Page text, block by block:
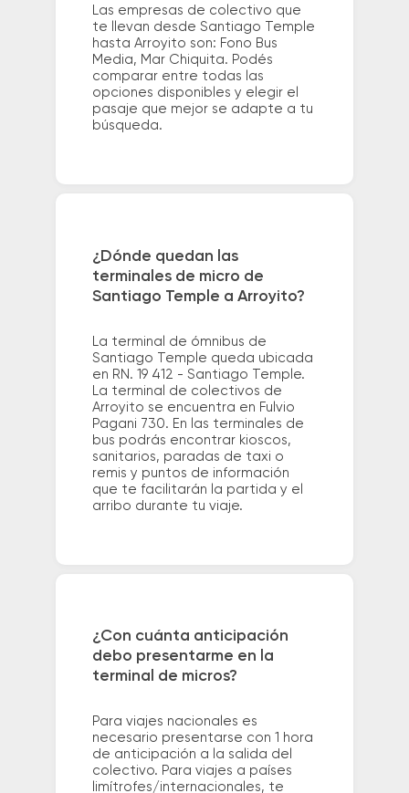
Las empresas de colectivo que
te llevan desde Santiago Temple
hasta Arroyito son: Fono Bus
Media, Mar Chiquita. Podés
comparar entre todas las
opciones disponibles y elegir el
pasaje que mejor se adapte a tu
búsqueda.
¿Dónde quedan las
terminales de micro de
Santiago Temple a Arroyito?
La terminal de ómnibus de
Santiago Temple queda ubicada
en RN. 19 412 - Santiago Temple.
La terminal de colectivos de
Arroyito se encuentra en Fulvio
Pagani 730. En las terminales de
bus podrás encontrar kioscos,
sanitarios, paradas de taxi o
remis y puntos de información
que te facilitarán la partida y el
arribo durante tu viaje.
¿Con cuánta anticipación
debo presentarme en la
terminal de micros?
Para viajes nacionales es
necesario presentarse con 1 hora
de anticipación a la salida del
colectivo. Para viajes a países
limítrofes/internacionales, te